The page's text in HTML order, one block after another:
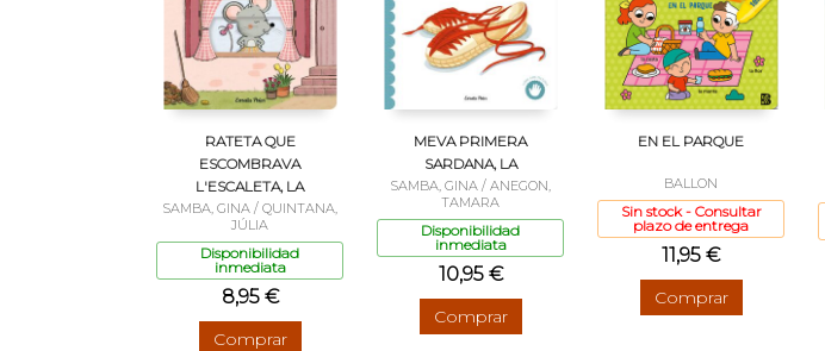
RATETA QUE
ESCOMBRAVA
L'ESCALETA, LA
SAMBA, GINA / QUINTANA,
JÚLIA
Disponibilidad
inmediata
8,95 €
Comprar
MEVA PRIMERA
SARDANA, LA
SAMBA, GINA / ANEGON,
TAMARA
Disponibilidad
inmediata
10,95 €
Comprar
EN EL PARQUE
BALLON
Sin stock - Consultar
plazo de entrega
11,95 €
Comprar